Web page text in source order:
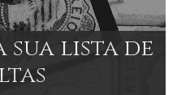
sua lista de